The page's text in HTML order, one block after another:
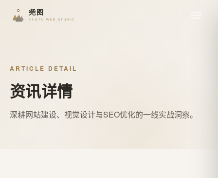
ARTICLE DETAIL
资讯详情
深耕网站建设、视觉设计与SEO优化的一线实战洞察。